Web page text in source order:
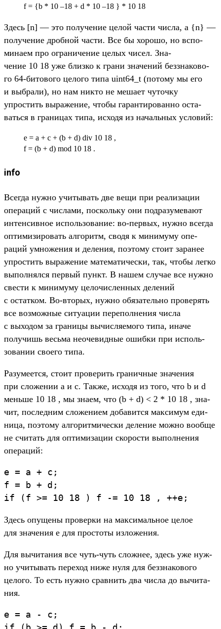
f = {b * 10 –18 + d * 10 –18 } * 10 18
Здесь [n] — это получе­ние целой час­ти чис­ла, а {n} —
получе­ние дроб­ной час­ти. Все бы хорошо, но вспо­
мина­ем про огра­ниче­ние целых чисел. Зна­
чение 10 18 уже близ­ко к гра­ни зна­чений без­зна­ково­
го 64-битово­го целого типа uint64_t (потому мы его
и выб­рали), но нам ник­то не меша­ет чуточ­ку
упростить выраже­ние, что­бы гаран­тирован­но оста­
вать­ся в гра­ницах типа, исхо­дя из началь­ных усло­вий:
e = a + c + (b + d) div 10 18 ,
f = (b + d) mod 10 18 .
info
Всег­да нуж­но учи­тывать две вещи при реали­зации
опе­раций с чис­лами, пос­коль­ку они под­разуме­вают
интенсив­ное исполь­зование: во‑пер­вых, нуж­но всег­да
опти­мизи­ровать алго­ритм, сво­дя к миниму­му опе­
раций умно­жения и деления, поэто­му сто­ит заранее
упростить выраже­ние матема­тичес­ки, так, что­бы лег­ко
выпол­нялся пер­вый пункт. В нашем слу­чае все нуж­но
свес­ти к миниму­му целочис­ленных делений
с остатком. Во‑вто­рых, нуж­но обя­затель­но про­верять
все воз­можные ситу­ации перепол­нения чис­ла
с выходом за гра­ницы вычис­ляемо­го типа, ина­че
получишь весь­ма неоче­вид­ные ошиб­ки при исполь­
зовании сво­его типа.
Ра­зуме­ется, сто­ит про­верить гра­нич­ные зна­чения
при сло­жении a и c. Так­же, исхо­дя из того, что b и d
мень­ше 10 18 , мы зна­ем, что (b + d) < 2 * 10 18 , зна­
чит, пос­ледним сло­жени­ем добавит­ся мак­симум еди­
ница, поэто­му алго­рит­мичес­ки деление мож­но вооб­ще
не счи­тать для опти­миза­ции ско­рос­ти выпол­нения
опе­раций:
e = a + c ;
f = b + d ;
if
(f >= 10 18 ) f -= 10 18 , ++e ;
Здесь опу­щены про­вер­ки на мак­сималь­ное целое
для зна­чения e для прос­тоты изло­жения.
Для вычита­ния все чуть‑чуть слож­нее, здесь уже нуж­
но учи­тывать переход ниже нуля для без­зна­ково­го
целого. То есть нуж­но срав­нить два чис­ла до вычита­
ния.
e = a - c ;